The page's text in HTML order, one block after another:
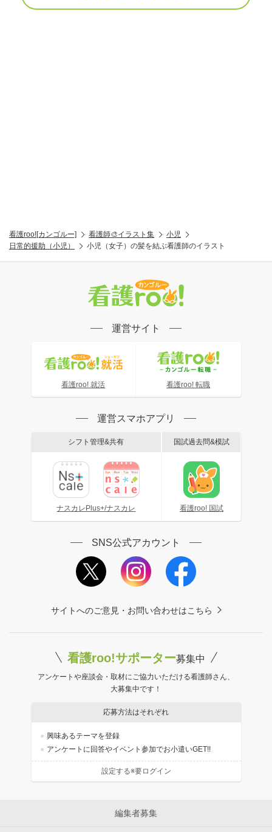
看護roo![カンゴルー] 看護師🎨イラスト集
小児
日常的援助（小児）
小児（女子）の髪を結ぶ看護師のイラスト
運営サイト
看護roo! 就活 看護roo! 転職
運営スマホアプリ
シフト管理&共有
ナスカレPlus+/ナスカレ
国試過去問&模試
看護roo! 国試
SNS公式アカウント
サイトへのご意見・お問い合わせはこちら
看護roo!サポーター募集中
アンケートや座談会・取材にご協力いただける看護師さん、
大募集中です！
応募方法はそれぞれ
興味あるテーマを登録
アンケートに回答やイベント参加でお小遣いGET!!
設定する※要ログイン
編集者募集